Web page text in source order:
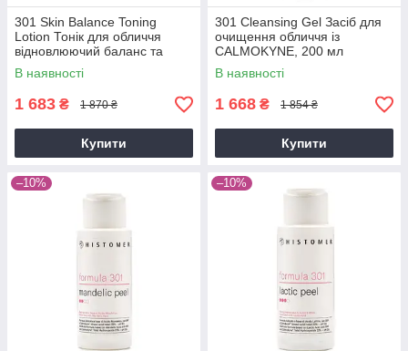
301 Skin Balance Toning
Lotion Тонік для обличчя
відновлюючий баланс та
заспокійливий, 300 мл
В наявності
1 683 ₴ 1 870 ₴
Купити
301 Cleansing Gel Засіб для
очищення обличчя із
СALMOKYNE, 200 мл
В наявності
1 668 ₴ 1 854 ₴
Купити
–10% –10%